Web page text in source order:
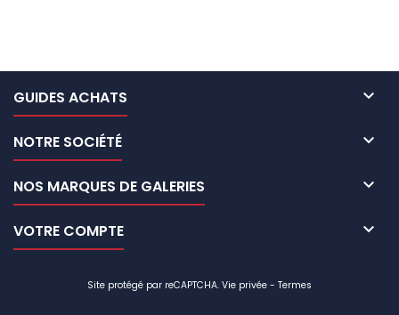
GUIDES ACHATS 
NOTRE SOCIÉTÉ 
NOS MARQUES DE GALERIES 
VOTRE COMPTE 
Site protégé par reCAPTCHA. Vie privée - Termes